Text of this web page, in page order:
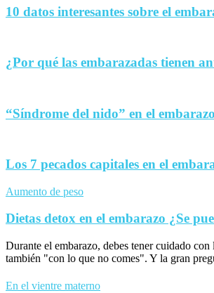
10 datos interesantes sobre el
¿Por qué las embarazadas tienen
“Síndrome del nido” en el embarazo
Los 7 pecados capitales en el
Aumento de peso
Dietas detox en el embarazo ¿Se
Durante el embarazo, debes tener cuidado con
también "con lo que no comes". Y la gran
En el vientre materno